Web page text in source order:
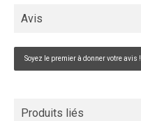
Avis
Soyez le premier à donner votre avis !
Produits liés